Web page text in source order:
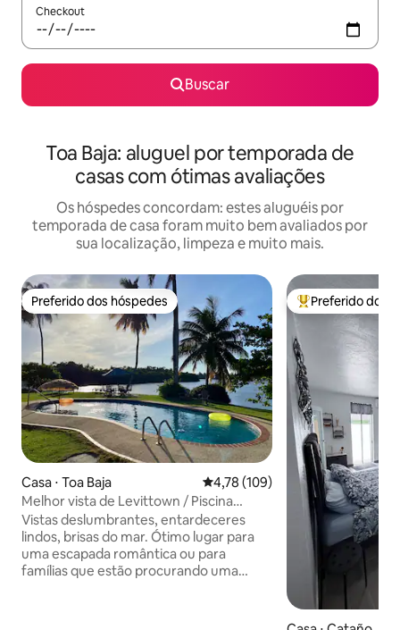
Checkout
Buscar
Toa Baja: aluguel por temporada de
casas com ótimas avaliações
Os hóspedes concordam: estes aluguéis por
temporada de casa foram muito bem avaliados por
sua localização, limpeza e muito mais.
Preferido dos hóspedes
Preferido dos hóspedes
Casa ⋅ Toa Baja 4,78 de uma avaliação média de
4,78 (109)
Melhor vista de Levittown / Piscina
privativa / Caminhada até a praia!
Vistas deslumbrantes, entardeceres
lindos, brisas do mar. Ótimo lugar para
uma escapada romântica ou para
famílias que estão procurando uma
Entre os
Preferido dos